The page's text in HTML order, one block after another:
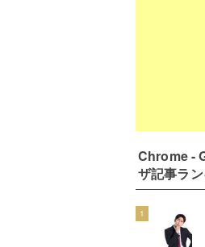
Chrome -
ザ記事ラ
1